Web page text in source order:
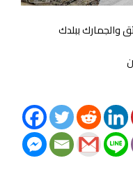
والجمارك ببلدك